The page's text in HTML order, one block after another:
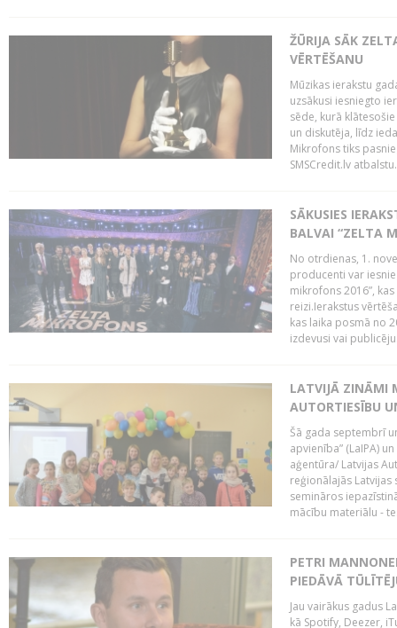
ŽŪRIJA SĀK
VĒRTĒŠANU
Mūzikas ierakstu
uzsākusi iesniegto
sēde, kurā
un diskutēja, līdz
Mikrofons tiks
SMSCredit.lv
SĀKUSIES
BALVAI “ZELTA
No otrdienas, 1.
producenti var
mikrofons 2016”,
reizi.Ierakstus
kas laika posmā no
izdevusi vai
LATVIJĀ ZINĀMI
AUTORTIESĪBU
Šā gada septembrī
apvienība” (LaIPA)
aģentūra/ Latvijas
reģionālajās
semināros
mācību materiālu -
PETRI
PIEDĀVĀ
Jau vairākus gadus
kā Spotify, Deezer,